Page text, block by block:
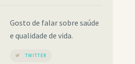
Gosto de falar sobre saúde
e qualidade de vida.
TWITTER